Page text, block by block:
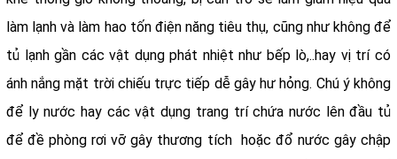
làm lạnh và làm hao tốn điện năng tiêu thụ, cũng như không để
tủ lạnh gần các vật dụng phát nhiệt như bếp lò,..hay vị trí có
ánh nắng mặt trời chiếu trực tiếp dễ gây hư hỏng. Chú ý không
để ly nước hay các vật dụng trang trí chứa nước lên đầu tủ
để đề phòng rơi vỡ gây thương tích hoặc đổ nước gây chập